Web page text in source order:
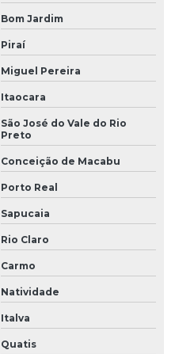
Bom Jardim
Piraí
Miguel Pereira
Itaocara
São José do Vale do Rio
Preto
Conceição de Macabu
Porto Real
Sapucaia
Rio Claro
Carmo
Natividade
Italva
Quatis